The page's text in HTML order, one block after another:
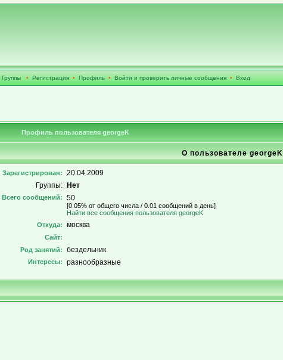
Группы • Регистрация • Профиль • Войти и проверить личные сообщения • Вход
Профиль пользователя georgeK
О пользователе georgeK
Зарегистрирован:
20.04.2009
Группы:
Нет
Всего сообщений: 50
[0.05% от общего числа / 0.01 сообщений в день]
Найти все сообщения пользователя georgeK
Откуда:
москва
Сайт:
Род занятий:
бездельник
Интересы: разнообразные